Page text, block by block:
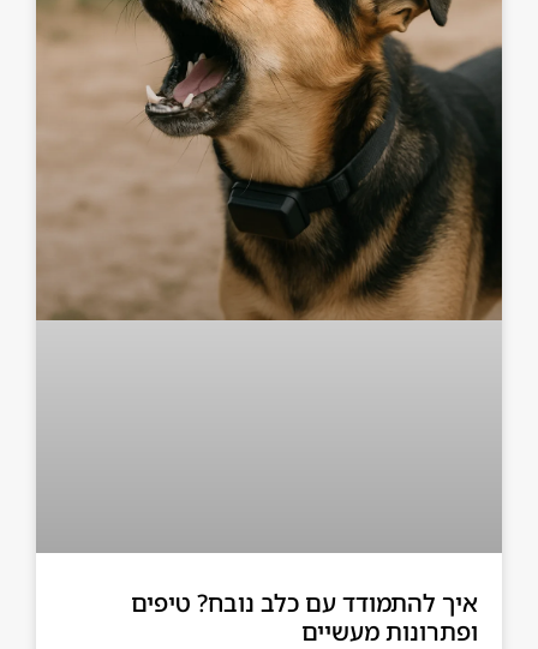
איך להתמודד עם כלב נובח? טיפים
ופתרונות מעשיים